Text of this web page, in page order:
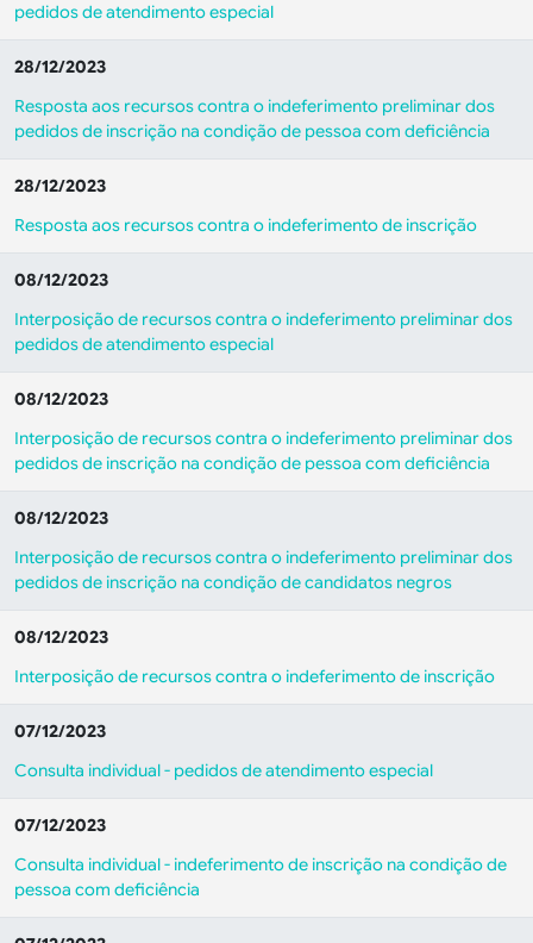
pedidos de atendimento especial
28/12/2023
Resposta aos recursos contra o indeferimento preliminar dos
pedidos de inscrição na condição de pessoa com deficiência
28/12/2023
Resposta aos recursos contra o indeferimento de inscrição
08/12/2023
Interposição de recursos contra o indeferimento preliminar dos
pedidos de atendimento especial
08/12/2023
Interposição de recursos contra o indeferimento preliminar dos
pedidos de inscrição na condição de pessoa com deficiência
08/12/2023
Interposição de recursos contra o indeferimento preliminar dos
pedidos de inscrição na condição de candidatos negros
08/12/2023
Interposição de recursos contra o indeferimento de inscrição
07/12/2023
Consulta individual - pedidos de atendimento especial
07/12/2023
Consulta individual - indeferimento de inscrição na condição de
pessoa com deficiência